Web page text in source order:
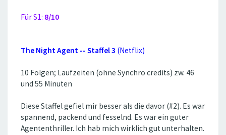
Für S1: 8/10
The Night Agent -- Staffel 3 (Netflix)
10 Folgen; Laufzeiten (ohne Synchro credits) zw. 46
und 55 Minuten
Diese Staffel gefiel mir besser als die davor (#2). Es war
spannend, packend und fesselnd. Es war ein guter
Agententhriller. Ich hab mich wirklich gut unterhalten.